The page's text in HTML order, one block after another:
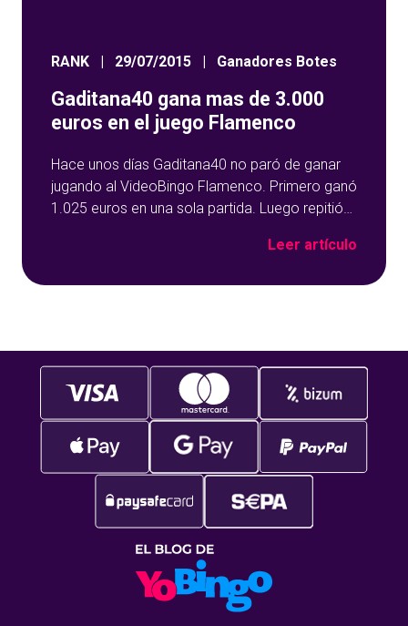
RANK | 29/07/2015 | Ganadores Botes
Gaditana40 gana mas de 3.000
euros en el juego Flamenco
Hace unos días Gaditana40 no paró de ganar
jugando al VideoBingo Flamenco. Primero ganó
1.025 euros en una sola partida. Luego repitió
y para rematar la mañana, se llevó 1.062,50
Leer artículo